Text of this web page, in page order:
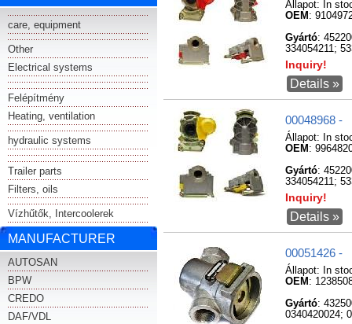
care, equipment
Other
Electrical systems
Felépítmény
Heating, ventilation
hydraulic systems
Trailer parts
Filters, oils
Vízhűtők, Intercoolerek
MANUFACTURER
AUTOSAN
BPW
CREDO
DAF/VDL
Állapot:
In
OEM :
Gyártó:
334054211;
Inquiry!
Details »
00048968 -
Állapot:
In
OEM :
Gyártó:
334054211;
Inquiry!
Details »
00051426 -
Állapot:
In
OEM :
Gyártó:
0340420024;